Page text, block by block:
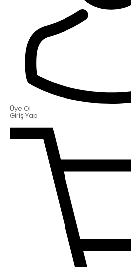
Üye Ol
Giriş Yap